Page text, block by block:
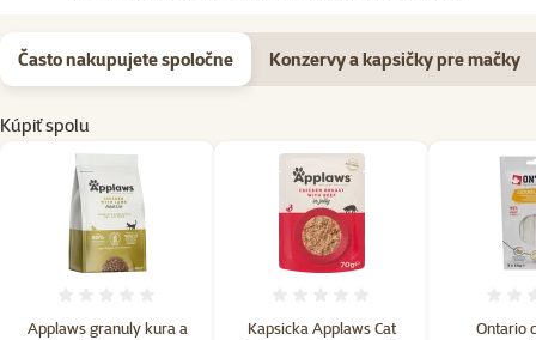
Často nakupujete spoločne Konzervy a kapsičky pre mačky
Kúpiť spolu
Applaws granuly kura a
Kapsicka Applaws Cat
Ontario